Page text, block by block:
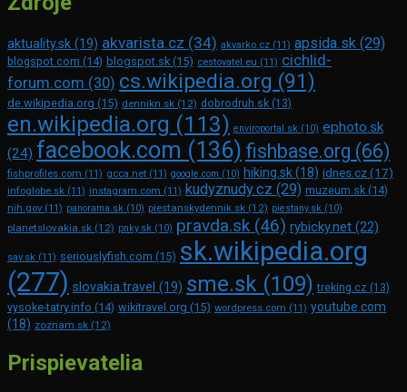
aktuality.sk (19) akvarista.cz (34) akvarko.cz (11) apsida.sk (29)
blogspot.com (14) blogspot.sk (15) cestovatel.eu (11) cichlid-
forum.com (30) cs.wikipedia.org (91)
de.wikipedia.org (15) dennikn.sk (12) dobrodruh.sk (13)
en.wikipedia.org (113) enviroportal.sk (10) ephoto.sk
(24) facebook.com (136) fishbase.org (66)
fishprofiles.com (11) gcca.net (11) google.com (10) hiking.sk(18) idnes.cz(17)
infoglobe.sk (11) instagram.com (11) kudyznudy.cz (29) muzeum.sk (14)
nih.gov (11) panorama.sk (10) piestanskydennik.sk (12) piestany.sk (10)
planetslovakia.sk (12) pnky.sk (10) pravda.sk (46) rybicky.net (22)
sav.sk (11) seriouslyfish.com (15) sk.wikipedia.org
(277) slovakia.travel (19) sme.sk (109) treking.cz (13)
vysoke-tatry.info (14) wikitravel.org (15) wordpress.com (11) youtube.com
(18) zoznam.sk (12)
Prispievatelia